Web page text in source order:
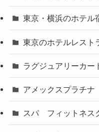
東京・横浜のホテル
東京のホテルレスト
ラグジュアリーカー
アメックスプラチナ
スパ フィットネス